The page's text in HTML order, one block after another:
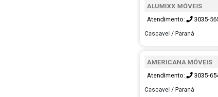
ALUMIXX MÓVEIS
Atendimento: 3035-
Cascavel / Paraná
AMERICANA MÓVEIS
Atendimento: 3035-
Cascavel / Paraná